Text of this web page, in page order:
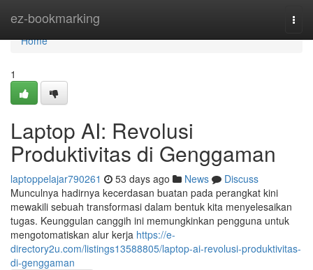
ez-bookmarking
Home
Home
1
Laptop AI: Revolusi
Produktivitas di Genggaman
laptoppelajar790261 53 days ago News
Discuss
Munculnya hadirnya kecerdasan buatan pada perangkat kini
mewakili sebuah transformasi dalam bentuk kita menyelesaikan
tugas. Keunggulan canggih ini memungkinkan pengguna untuk
mengotomatiskan alur kerja https://e-
directory2u.com/listings13588805/laptop-ai-revolusi-produktivitas-
di-genggaman